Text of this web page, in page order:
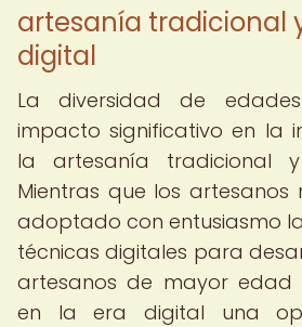
artesanía tradicional
digital
La diversidad de
impacto significativo en la
la artesanía tradicional
Mientras que los artesanos
adoptado con entusiasmo
técnicas digitales para
artesanos de mayor edad
en la era digital una